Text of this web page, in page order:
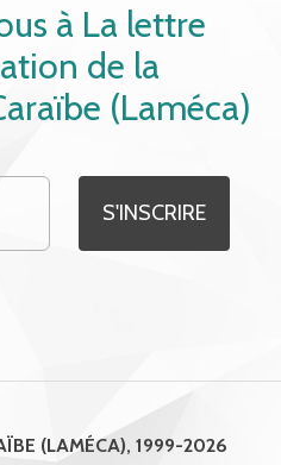
à La lettre
de la
(Laméca)
(LAMÉCA), 1999-2026